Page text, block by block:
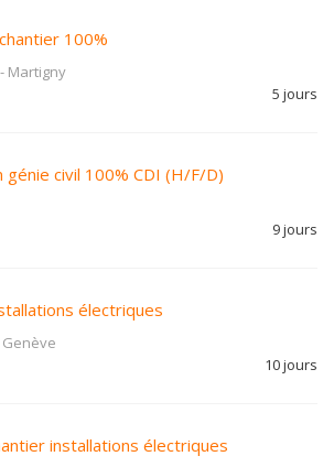
100%
- Martigny
5 jours
génie civil 100% CDI (H/F/D)
9 jours
électriques
Genève
10 jours
installations électriques